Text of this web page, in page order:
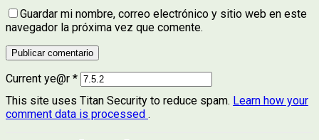
Guardar mi nombre, correo electrónico y sitio web en este
navegador la próxima vez que comente.
Current ye@r *
This site uses Titan Security to reduce spam. Learn how your
comment data is processed .